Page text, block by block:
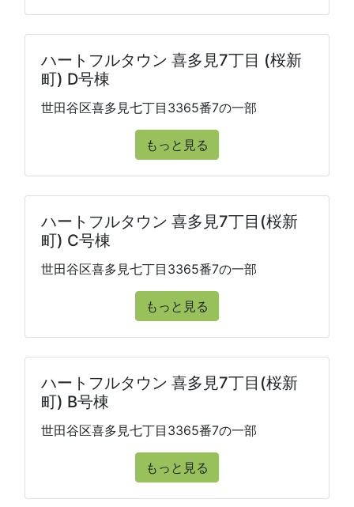
ハートフルタウン 喜多見7丁目 (桜新
町) D号棟
世田谷区喜多見七丁目3365番7の一部
もっと見る
ハートフルタウン 喜多見7丁目(桜新
町) C号棟
世田谷区喜多見七丁目3365番7の一部
もっと見る
ハートフルタウン 喜多見7丁目(桜新
町) B号棟
世田谷区喜多見七丁目3365番7の一部
もっと見る